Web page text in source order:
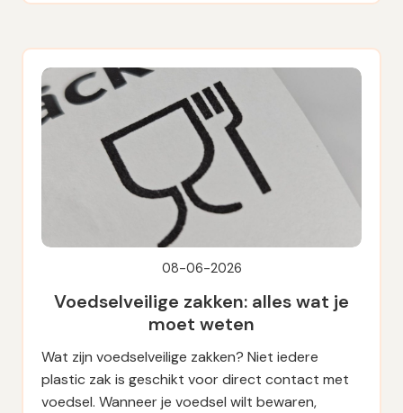
08-06-2026
Voedselveilige zakken: alles wat je
moet weten
Wat zijn voedselveilige zakken? Niet iedere
plastic zak is geschikt voor direct contact met
voedsel. Wanneer je voedsel wilt bewaren,